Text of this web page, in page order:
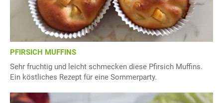
PFIRSICH MUFFINS
Sehr fruchtig und leicht schmecken diese Pfirsich Muffins.
Ein köstliches Rezept für eine Sommerparty.